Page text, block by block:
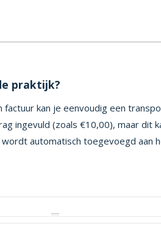
praktijk?
factuur kan je eenvoudig een
ingevuld (zoals €10,00), maar dit
automatisch toegevoegd aan